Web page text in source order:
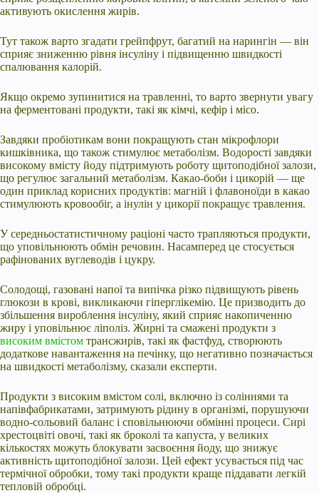
активують окислення жирів.
Тут також варто згадати грейпфрут, багатий на нарингін — він
сприяє зниженню рівня інсуліну і підвищенню швидкості
спалювання калорій.
Якщо окремо зупинитися на травленні, то варто звернути увагу
на ферментовані продукти, такі як кімчі, кефір і місо.
Завдяки пробіотикам вони покращують стан мікрофлори
кишківника, що також стимулює метаболізм. Водорості завдяки
високому вмісту йоду підтримують роботу щитоподібної залози,
що регулює загальний метаболізм. Какао-боби і цикорій — ще
один приклад корисних продуктів: магній і флавоноїди в какао
стимулюють кровообіг, а інулін у цикорії покращує травлення.
У середньостатистичному раціоні часто трапляються продукти,
що уповільнюють обмін речовин. Насамперед це стосується
рафінованих вуглеводів і цукру.
Солодощі, газовані напої та випічка різко підвищують рівень
глюкози в крові, викликаючи гіперглікемію. Це призводить до
збільшення вироблення інсуліну, який сприяє накопиченню
жиру і уповільнює ліполіз. Жирні та смажені продукти з
високим вмістом трансжирів, такі як фастфуд, створюють
додаткове навантаження на печінку, що негативно позначається
на швидкості метаболізму, сказали експерти.
Продукти з високим вмістом солі, включно із соліннями та
напівфабрикатами, затримують рідину в організмі, порушуючи
водно-сольовий баланс і сповільнюючи обмінні процеси. Сирі
хрестоцвіті овочі, такі як броколі та капуста, у великих
кількостях можуть блокувати засвоєння йоду, що знижує
активність щитоподібної залози. Цей ефект усувається під час
термічної обробки, тому такі продукти краще піддавати легкій
тепловій обробці.